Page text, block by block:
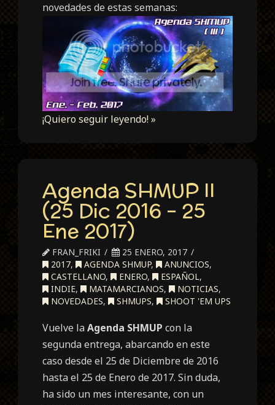
novedades de estas semanas:
¡Quiero seguir leyendo! »
Agenda SHMUP II
(25 Dic 2016 – 25
Ene 2017)
FRAN_FRIKI
25 ENERO, 2017
2017, AGENDA SHMUP, ANUNCIOS,
CASTELLANO, ENERO, ESPAÑOL,
INDIE, MATAMARCIANOS, NOTICIAS,
NOVEDADES, SHMUPS, SHOOT 'EM UPS
Vuelve laAgenda SHMUP con la
segunda entrega, abarcando en este
caso desde el 25 de Diciembre de 2016
hasta el 25 de Enero de 2017. Sin duda,
ha sido un mes interesante, con un